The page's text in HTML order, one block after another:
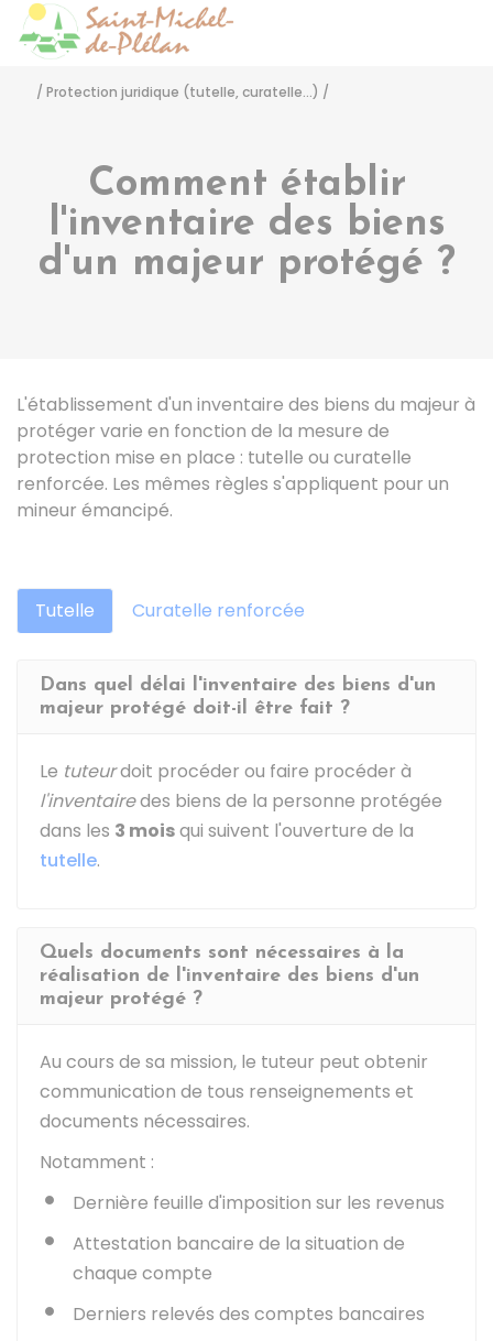
/ Protection juridique (tutelle, curatelle...) /
Comment établir
l'inventaire des biens
d'un majeur protégé ?
L'établissement d'un inventaire des biens du majeur à
protéger varie en fonction de la mesure de
protection mise en place : tutelle ou curatelle
renforcée. Les mêmes règles s'appliquent pour un
mineur émancipé.
Tutelle Curatelle renforcée
Dans quel délai l'inventaire des biens d'un
majeur protégé doit-il être fait ?
Le tuteurdoit procéder ou faire procéder à
l'inventairedes biens de la personne protégée
dans les 3 moisqui suivent l'ouverture de la
tutelle.
Quels documents sont nécessaires à la
réalisation de l'inventaire des biens d'un
majeur protégé ?
Au cours de sa mission, le tuteur peut obtenir
communication de tous renseignements et
documents nécessaires.
Notamment :
Dernière feuille d'imposition sur les revenus
Attestation bancaire de la situation de
chaque compte
Derniers relevés des comptes bancaires